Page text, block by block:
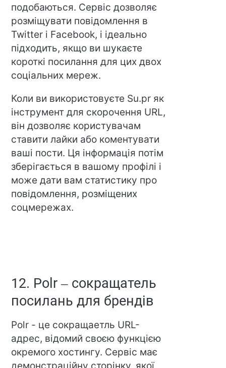
подобаються. Сервіс дозволяє
розміщувати повідомлення в
Twitter і Facebook, і ідеально
підходить, якщо ви шукаєте
короткі посилання для цих двох
соціальних мереж.
Коли ви використовуєте Su.pr як
інструмент для скорочення URL,
він дозволяє користувачам
ставити лайки або коментувати
ваші пости. Ця інформація потім
зберігається в вашому профілі і
може дати вам статистику про
повідомлення, розміщених
соцмережах.
12. Polr – сокращатель
посилань для брендів
Polr - це сокращаетль URL-
адрес, відомий своєю функцією
окремого хостингу. Сервіс має
демонстраційну сторінку, якої